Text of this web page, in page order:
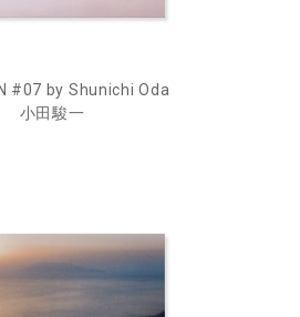
#07 by Shunichi Oda
小田駿一